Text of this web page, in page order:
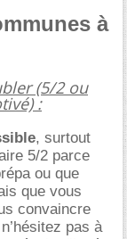
à
(5/2 ou
:
, surtout
5/2 parce
ou que
que vous
convaincre
pas à